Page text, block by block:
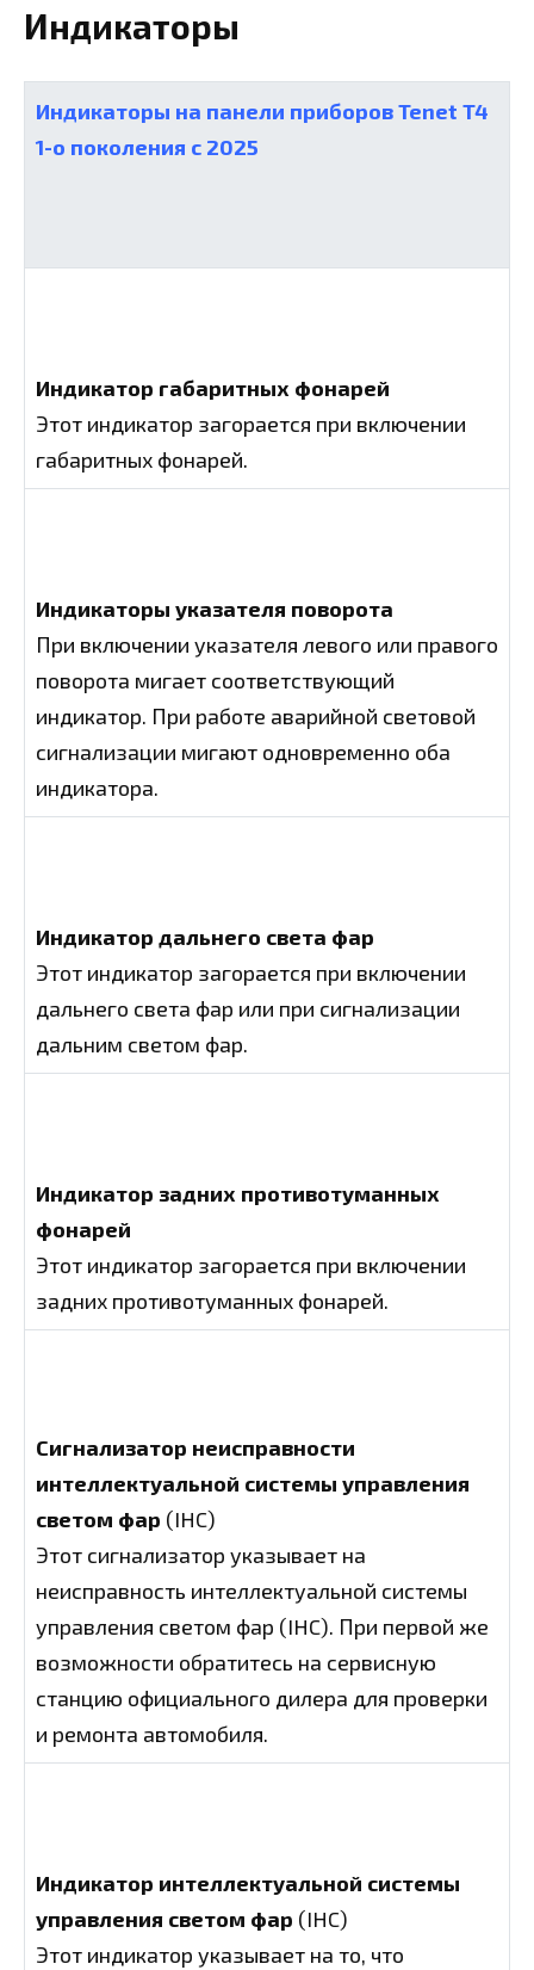
Индикаторы
Индикаторы на панели приборов Tenet T4
1-о поколения с 2025
Индикатор габаритных фонарей
Этот индикатор загорается при включении
габаритных фонарей.
Индикаторы указателя поворота
При включении указателя левого или правого
поворота мигает соответствующий
индикатор. При работе аварийной световой
сигнализации мигают одновременно оба
индикатора.
Индикатор дальнего света фар
Этот индикатор загорается при включении
дальнего света фар или при сигнализации
дальним светом фар.
Индикатор задних противотуманных
фонарей
Этот индикатор загорается при включении
задних противотуманных фонарей.
Сигнализатор неисправности
интеллектуальной системы управления
светом фар (IHC)
Этот сигнализатор указывает на
неисправность интеллектуальной системы
управления светом фар (IHC). При первой же
возможности обратитесь на сервисную
станцию официального дилера для проверки
и ремонта автомобиля.
Индикатор интеллектуальной системы
управления светом фар (IHC)
Этот индикатор указывает на то, что